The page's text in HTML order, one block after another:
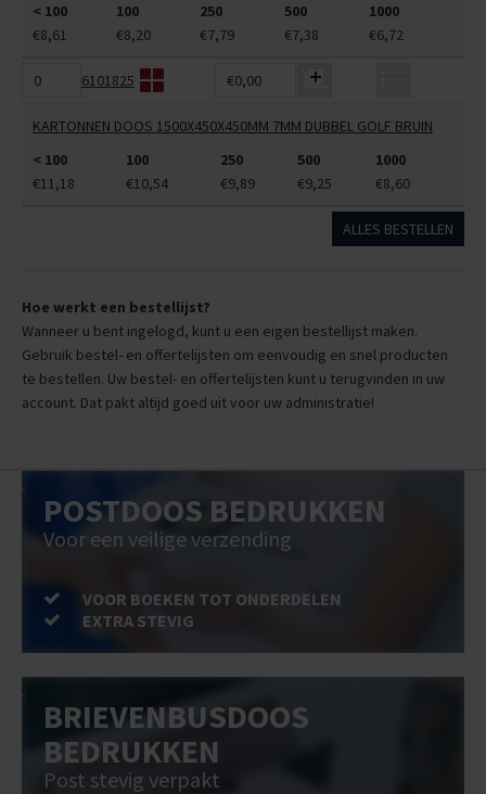
< 100
100 250 500
1000
€8,61
€8,20 €7,79 €7,38 €6,72
6101825 €0,00
KARTONNEN DOOS 1500X450X450MM 7MM DUBBEL GOLF BRUIN
< 100
100 250 500
1000
€11,18
€10,54 €9,89 €9,25 €8,60
ALLES BESTELLEN
Hoe werkt een bestellijst?
Wanneer u bent ingelogd, kunt u een eigen bestellijst maken.
Gebruik bestel- en offertelijsten om eenvoudig en snel producten
te bestellen. Uw bestel- en offertelijsten kunt u terugvinden in uw
account. Dat pakt altijd goed uit voor uw administratie!
POSTDOOS BEDRUKKEN
Voor een veilige verzending
VOOR BOEKEN TOT ONDERDELEN
EXTRA STEVIG
BRIEVENBUSDOOS
BEDRUKKEN
Post stevig verpakt